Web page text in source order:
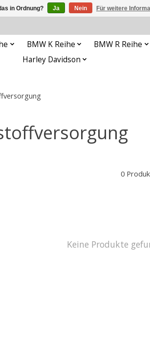
BMW K Reihe BMW R Reihe
Harley Davidson
0
Keine Produkte
in Ordnung? Ja Nein Für weitere